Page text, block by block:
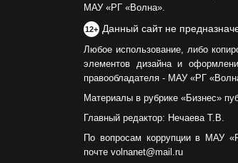
МАУ «РГ «Волна».
12+ Данный сайт не
Любое использование, либо
элементов дизайна и
правообладателя - МАУ «РГ
Материалы в рубрике «Бизнес»
Главный редактор: Нечаева Т.В.
По вопросам коррупции в МАУ
почте volnanet@mail.ru